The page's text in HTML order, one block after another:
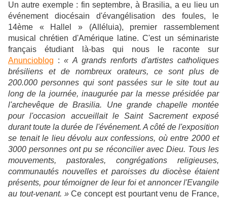
Un autre exemple : fin septembre, à Brasilia, a eu lieu un
événement diocésain d'évangélisation des foules, le
14ème « Hallel » (Alléluia), premier rassemblement
musical chrétien d'Amérique latine. C'est un séminariste
français étudiant là-bas qui nous le raconte sur
Anuncioblog : « A grands renforts d'artistes catholiques
brésiliens et de nombreux orateurs, ce sont plus de
200.000 personnes qui sont passées sur le site tout au
long de la journée, inaugurée par la messe présidée par
l'archevêque de Brasilia. Une grande chapelle montée
pour l'occasion accueillait le Saint Sacrement exposé
durant toute la durée de l'événement. A côté de l'exposition
se tenait le lieu dévolu aux confessions, où entre 2000 et
3000 personnes ont pu se réconcilier avec Dieu. Tous les
mouvements, pastorales, congrégations religieuses,
communautés nouvelles et paroisses du diocèse étaient
présents, pour témoigner de leur foi et annoncer l'Evangile
au tout-venant. »Ce concept est pourtant venu de France,